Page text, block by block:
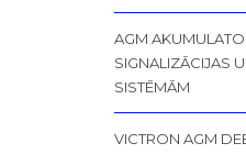
AGM
SIGNALIZĀCIJAS
SISTĒMĀM
VICTRON AGM